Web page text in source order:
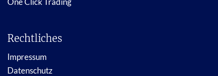
Rechtliches
Impressum
Datenschutz